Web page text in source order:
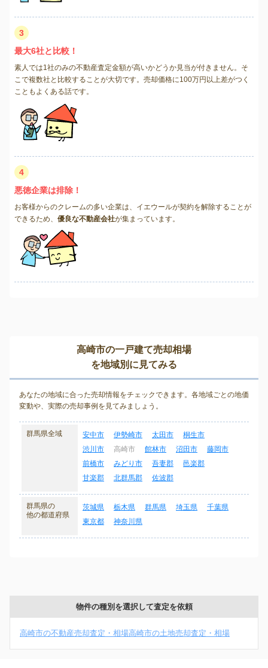
3
最大6社と比較！
素人では1社のみの不動産査定金額が高いかどうか見当が付きません。そ
こで複数社と比較することが大切です。売却価格に100万円以上差がつく
こともよくある話です。
4
悪徳企業は排除！
お客様からのクレームの多い企業は、イエウールが契約を解除することが
できるため、 優良な不動産会社が集まっています。
高崎市の一戸建て売却相場
を地域別に見てみる
あなたの地域に合った売却情報をチェックできます。各地域ごとの地価
変動や、実際の売却事例を見てみましょう。
群馬県全域 安中市 伊勢崎市 太田市
桐生市
渋川市
高崎市 館林市 沼田市
藤岡市
前橋市
みどり市 吾妻郡
邑楽郡
甘楽郡
北群馬郡 佐波郡
群馬県の
他の都道府県
茨城県 栃木県 群馬県 埼玉県
千葉県
東京都
神奈川県
物件の種別を選択して査定を依頼
高崎市の不動産売却査定・相場高崎市の土地売却査定・相場